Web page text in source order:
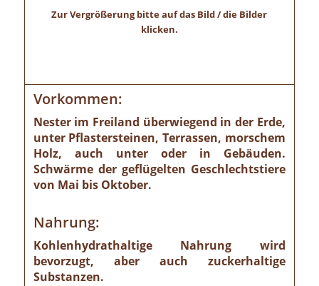
Zur Vergrößerung bitte auf das Bild / die Bilder
klicken.
Vorkommen:
Nester im Freiland überwiegend in der Erde,
unter Pflastersteinen, Terrassen, morschem
Holz, auch unter oder in Gebäuden.
Schwärme der geflügelten Geschlechtstiere
von Mai bis Oktober.
Nahrung:
Kohlenhydrathaltige Nahrung wird
bevorzugt, aber auch zuckerhaltige
Substanzen.